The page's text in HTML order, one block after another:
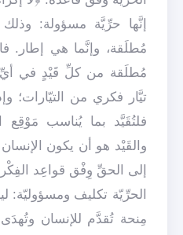
إنَّها حرِّيَّة مسؤولة:
مُطلَقة، وإنَّما هي إطار.
مُطلَقة من كلِّ قَيْدٍ في
تيَّار فكري من التيّارات؛
فلتُقَيَّد بما يُناسب مَوْقِع
والقَيْد هو أن يكون
إلى الحقِّ وِفْق قواعِد
الحرِّيّة تكليف
مِنحة تُقدَّم للإنسان